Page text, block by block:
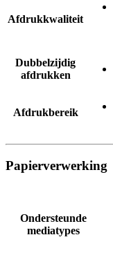
Afdrukkwaliteit
Dubbelzijdig
afdrukken
Afdrukbereik
Papierverwerking
Ondersteunde
mediatypes